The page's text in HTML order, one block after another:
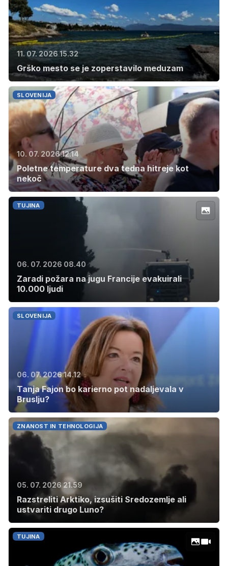
11. 07. 2026 15.32
Grško mesto se je zoperstavilo meduzam
SLOVENIJA
10. 07. 2026 12.14
Poletne temperature dva tedna hitreje kot
nekoč
TUJINA
06. 07. 2026 08.40
Zaradi požara na jugu Francije evakuirali
10.000 ljudi
SLOVENIJA
06. 07. 2026 14.12
Tanja Fajon bo karierno pot nadaljevala v
Bruslju?
ZNANOST IN TEHNOLOGIJA
05. 07. 2026 21.59
Razstreliti Arktiko, izsušiti Sredozemlje ali
ustvariti drugo Luno?
TUJINA